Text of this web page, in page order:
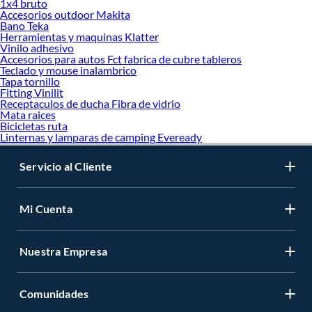
1x4 bruto
Accesorios outdoor Makita
Bano Teka
Herramientas y maquinas Klatter
Vinilo adhesivo
Accesorios para autos Fct fabrica de cubre tableros
Teclado y mouse inalambrico
Tapa tornillo
Fitting Vinilit
Receptaculos de ducha Fibra de vidrio
Mata raices
Bicicletas ruta
Linternas y lamparas de camping Eveready
Servicio al Cliente
Mi Cuenta
Nuestra Empresa
Comunidades